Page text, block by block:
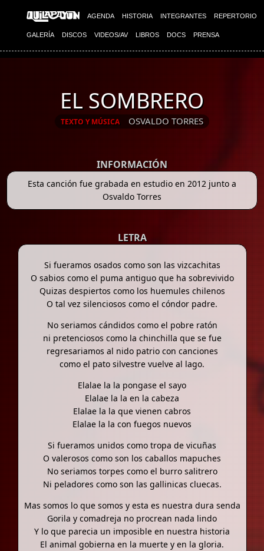
AGENDA HISTORIA INTEGRANTES REPERTORIO
GALERÍA DISCOS VIDEOS/AV LIBROS DOCS PRENSA
EL SOMBRERO
TEXTO Y MÚSICA OSVALDO TORRES
INFORMACIÓN
Esta canción fue grabada en estudio en 2012 junto a
Osvaldo Torres
LETRA
Si fueramos osados como son las vizcachitas
O sabios como el puma antiguo que ha sobrevivido
Quizas despiertos como los huemules chilenos
O tal vez silenciosos como el cóndor padre.
No seriamos cándidos como el pobre ratón
ni pretenciosos como la chinchilla que se fue
regresariamos al nido patrio con canciones
como el pato silvestre vuelve al lago.
Elalae la la pongase el sayo
Elalae la la en la cabeza
Elalae la la que vienen cabros
Elalae la la con fuegos nuevos
Si fueramos unidos como tropa de vicuñas
O valerosos como son los caballos mapuches
No seriamos torpes como el burro salitrero
Ni peladores como son las gallinicas cluecas.
Mas somos lo que somos y esta es nuestra dura senda
Gorila y comadreja no procrean nada lindo
Y lo que parecia un imposible en nuestra historia
El animal gobierna en la muerte y en la gloria.